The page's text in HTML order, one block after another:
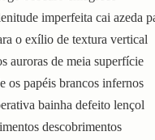
imperfeita cai azeda
o exílio de textura vertical
auroras de meia superfície
os papéis brancos infernos
bainha defeito lençol
descobrimentos